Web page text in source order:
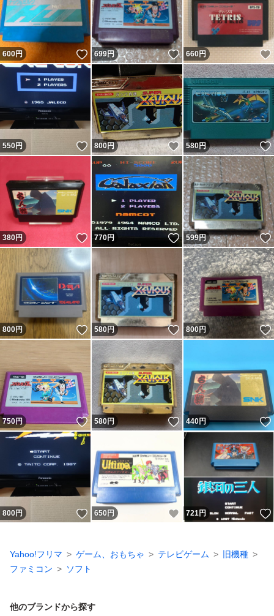
600円 いいね！
699円 いいね！
660円
550円 いいね！
800円 いいね！
580円
380円 いいね！
770円 いいね！
599円
800円 いいね！
580円 いいね！
800円
750円 いいね！
580円 いいね！
440円
800円 いいね！
650 円 いいね！
721円
Yahoo!フリマ ゲーム、おもちゃ テレビゲーム
旧機種
ファミコン
ソフト
他のブランドから探す